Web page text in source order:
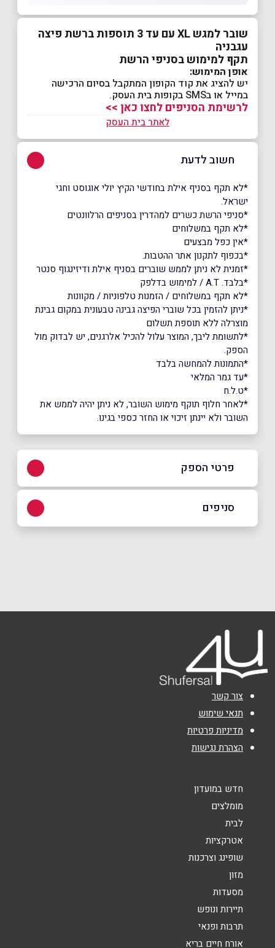
שובר למגש XL עם עד 3 תוספות ברשת פיצה
עגבניה
תקף למימוש בסניפי הרשת
אופן המימוש:
יש להציג את קוד הקופון המתקבל בסיום הרכישה
במייל או בSMS בקופות בית העסק.
לרשימת הסניפים לחצו כאן >>
לאתר בית העסק
חשוב לדעת
*לא תקף בסניף אילת בחודשי הקיץ יולי אוגוסט וחגי
ישראל.
*סניפי הרשת כשרים למהדרין בסניפים הרלוונטים
*לא תקף במשלוחים
*אין כפל מבצעים
*בכפוף לתקנון אתר ההטבות.
*זמנית לא ניתן לממש שוברים בסניף אילת ודיזינגוף סנטר
*בלבד. A.T / למימוש בדלפק
*לא תקף במשלוחים / הזמנות טלפוניות / מקוונות
*ניתן להזמין בכל שוברי הפיצה גבינה טבעונית במקום גבינת
מוצרלה ללא תוספת תשלום
*לתשומת ליבך, המוצר עלול להכיל אלרגנים, יש לבדוק מול
הספק.
*התמונות להמחשה בלבד
*עד גמר המלאי
*ט.ל.ח
*לאחר חלוף תוקף מימוש השובר, לא ניתן יהיה לממש את
השובר ולא יינתן זיכוי או החזר כספי בגינו.
פרטי הספק
אימייל*
נושא*
אנא חזרו אלי בקשר ל...
הודעה*
סניפים
רמת גן
ז'בוטינסקי 155
03-6773332
חולון
רמלה
קניון עזריאלי דוד רזיאל 1
צור קשר
תנאי שימוש
מדיניות פרטיות
הצהרת נגישות
חדש במועדון
מומלצים
לבית
אטרקציות
שופינג וצרכנות
מזון
מסעדות
תיירות ונופש
תרבות ופנאי
אורח חיים בריא